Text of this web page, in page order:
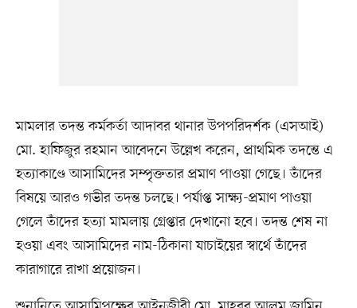
মামলার তদন্ত কর্মকর্তা আদাবর থানার উপপরিদর্শক (এসআই)
মো. হাফিজুর রহমান আবেদনে উল্লেখ করেন, প্রাথমিক তদন্তে এ
হত্যাকাণ্ডে আসামিদের সম্পৃক্ততার প্রমাণ পাওয়া গেছে। তাঁদের
বিষয়ে আরও গভীর তদন্ত চলছে। পর্যাপ্ত সাক্ষ্য-প্রমাণ পাওয়া
গেলে তাঁদের হত্যা মামলায় গ্রেপ্তার দেখানো হবে। তদন্ত শেষ না
হওয়া এবং আসামিদের নাম-ঠিকানা যাচাইয়ের স্বার্থে তাঁদের
কারাগারে রাখা প্রয়োজন।